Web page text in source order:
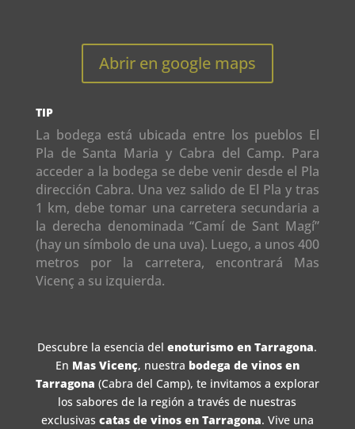
Abrir en google maps
TIP
La bodega está ubicada entre los pueblos El
Pla de Santa Maria y Cabra del Camp. Para
acceder a la bodega se debe venir desde el Pla
dirección Cabra. Una vez salido de El Pla y tras
1 km, debe tomar una carretera secundaria a
la derecha denominada “Camí de Sant Magí”
(hay un símbolo de una uva). Luego, a unos 400
metros por la carretera, encontrará Mas
Vicenç a su izquierda.
Descubre la esencia delenoturismo en Tarragona.
En Mas Vicenç, nuestra bodega de vinos en
Tarragona (Cabra del Camp), te invitamos a explorar
los sabores de la región a través de nuestras
exclusivas catas de vinos en Tarragona. Vive una